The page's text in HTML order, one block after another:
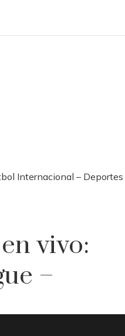
Internacional – Deportes
vivo:
–